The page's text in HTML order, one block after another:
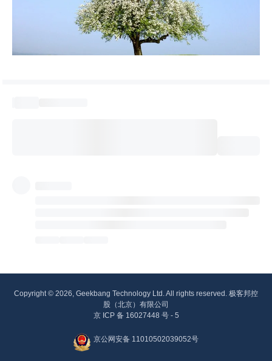
Copyright © 2026, Geekbang Technology Ltd. All rights reserved. 极客邦控
股（北京）有限公司
京 ICP 备 16027448 号 - 5
京公网安备 11010502039052号